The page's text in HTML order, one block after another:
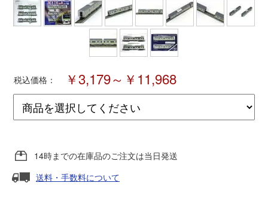
MODEMO(モデモ)
トラムウェイ
天賞堂
セール品・キャンペーン
税込価格： ￥3,179～￥11,968
14時までの在庫品のご注文は当日発送
送料・手数料について